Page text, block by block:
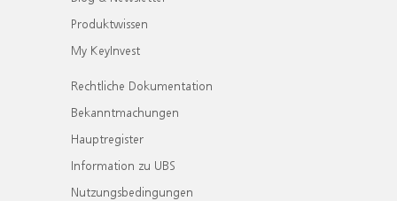
Produktwissen
My KeyInvest
Rechtliche Dokumentation
Bekanntmachungen
Hauptregister
Information zu UBS
Nutzungsbedingungen